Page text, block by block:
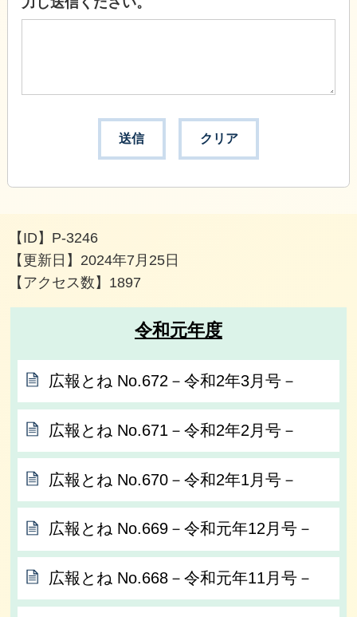
【ID】 P-3246
【更新日】 2024年7月25日
【アクセス数】 1897
令和元年度
広報とね No.672－令和2年3月号－
広報とね No.671－令和2年2月号－
広報とね No.670－令和2年1月号－
広報とね No.669－令和元年12月号－
広報とね No.668－令和元年11月号－